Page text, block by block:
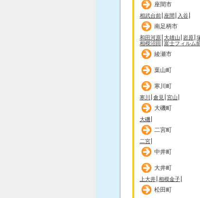
座間市
相武台前 座間 入谷
南足柄市
和田河原 大雄山 岩原
相模沼田 富士フィルム
綾瀬市
葉山町
寒川町
寒川 倉見 宮山
大磯町
大磯
二宮町
二宮
中井町
大井町
上大井 相模金子
松田町